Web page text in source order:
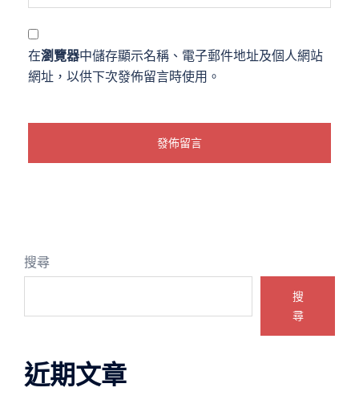
在瀏覽器中儲存顯示名稱、電子郵件地址及個人網站
網址，以供下次發佈留言時使用。
搜尋
搜
尋
近期文章